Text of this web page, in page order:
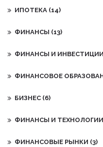
ИПОТЕКА (14)
ФИНАНСЫ (13)
ФИНАНСЫ И ИНВЕСТИЦИИ
ФИНАНСОВОЕ
БИЗНЕС (6)
ФИНАНСЫ И ТЕХНОЛОГИИ
ФИНАНСОВЫЕ РЫНКИ (3)